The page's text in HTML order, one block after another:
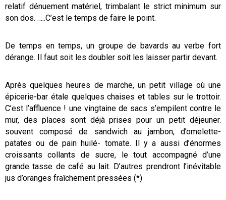
relatif dénuement matériel, trimbalant le strict minimum sur
son dos. …..C’est le temps de faire le point.
De temps en temps, un groupe de bavards au verbe fort
dérange. Il faut soit les doubler soit les laisser partir devant.
Après quelques heures de marche, un petit village où une
épicerie-bar étale quelques chaises et tables sur le trottoir.
C’est l’affluence ! une vingtaine de sacs s’empilent contre le
mur, des places sont déjà prises pour un petit déjeuner.
souvent composé de sandwich au jambon, d’omelette-
patates ou de pain huilé- tomate. Il y a aussi d’énormes
croissants collants de sucre, le tout accompagné d’une
grande tasse de café au lait. D’autres prendront l’inévitable
jus d’oranges fraîchement pressées (*)